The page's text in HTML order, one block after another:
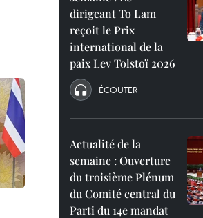
dirigeant To Lam
reçoit le Prix
international de la
paix Lev Tolstoï 2026
ÉCOUTER
Actualité de la
semaine : Ouverture
du troisième Plénum
du Comité central du
Parti du 14e mandat